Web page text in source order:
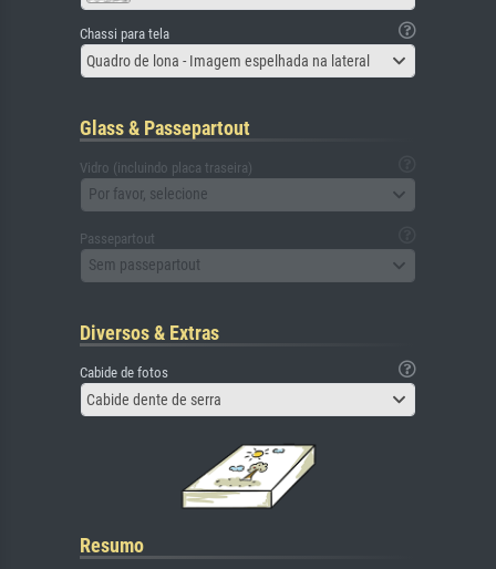
Chassi para tela
Quadro de lona - Imagem espelhada na lateral
Glass & Passepartout
Vidro (incluindo placa traseira)
Por favor, selecione
Passepartout
Sem passepartout
Diversos & Extras
Cabide de fotos
Cabide dente de serra
Resumo